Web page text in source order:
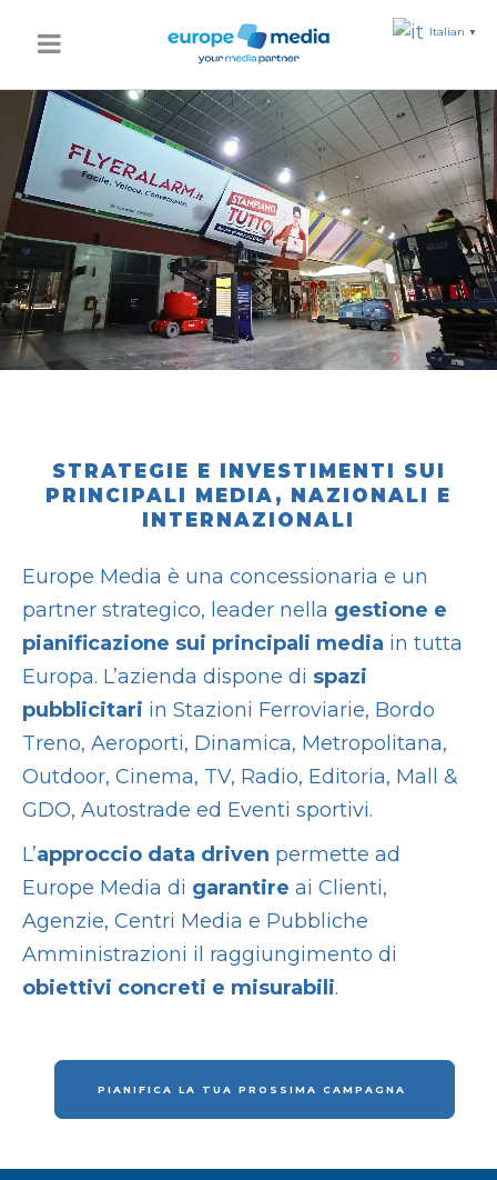
STRATEGIE E INVESTIMENTI SUI
PRINCIPALI MEDIA, NAZIONALI E
INTERNAZIONALI
Europe Media è una concessionaria e un
partner strategico, leader nella gestione e
pianificazione sui principali media in tutta
Europa. L’azienda dispone di spazi
pubblicitari in Stazioni Ferroviarie, Bordo
Treno, Aeroporti, Dinamica, Metropolitana,
Outdoor, Cinema, TV, Radio, Editoria, Mall
&
GDO, Autostrade ed Eventi sportivi.
L’approccio data driven permette ad
Europe Media di garantire ai Clienti,
Agenzie, Centri Media e Pubbliche
Amministrazioni il raggiungimento di
obiettivi concreti e misurabili.
PIANIFICA LA TUA PROSSIMA CAMPAGNA
Italian ▼